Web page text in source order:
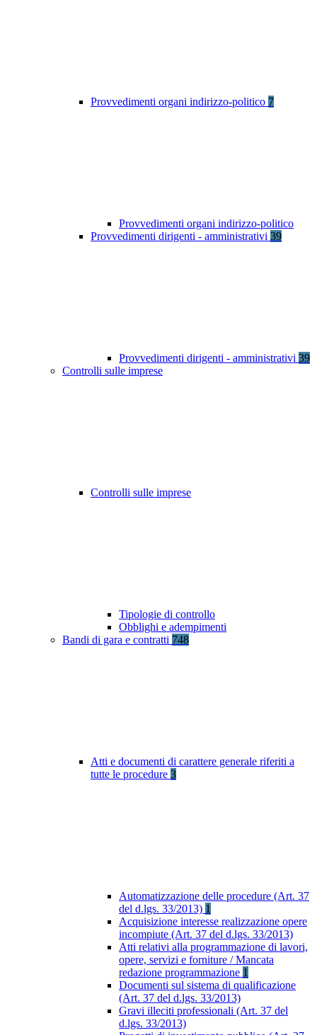
Provvedimenti organi indirizzo-politico 7
Provvedimenti organi indirizzo-politico
Provvedimenti dirigenti - amministrativi 39
Provvedimenti dirigenti - amministrativi 39
Controlli sulle imprese
Controlli sulle imprese
Tipologie di controllo
Obblighi e adempimenti
Bandi di gara e contratti 748
Atti e documenti di carattere generale riferiti a
tutte le procedure 3
Automatizzazione delle procedure (Art. 37
del d.lgs. 33/2013) 1
Acquisizione interesse realizzazione opere
incompiute (Art. 37 del d.lgs. 33/2013)
Atti relativi alla programmazione di lavori,
opere, servizi e forniture / Mancata
redazione programmazione 1
Documenti sul sistema di qualificazione
(Art. 37 del d.lgs. 33/2013)
Gravi illeciti professionali (Art. 37 del
d.lgs. 33/2013)